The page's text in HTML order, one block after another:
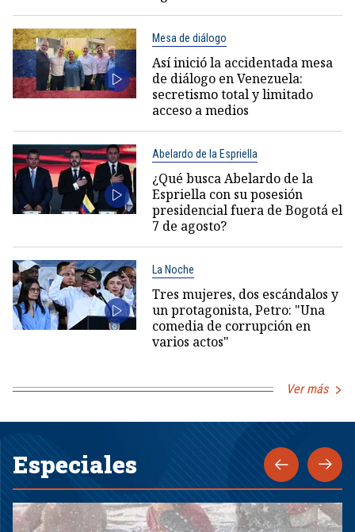
Mesa de diálogo
Así inició la accidentada mesa
de diálogo en Venezuela:
secretismo total y limitado
acceso a medios
Abelardo de la Espriella
¿Qué busca Abelardo de la
Espriella con su posesión
presidencial fuera de Bogotá el
7 de agosto?
La Noche
Tres mujeres, dos escándalos y
un protagonista, Petro: "Una
comedia de corrupción en
varios actos"
Ver más
Especiales